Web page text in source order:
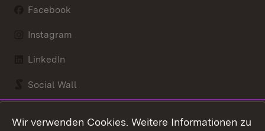
Facebook
Instagram
LinkedIn
Social Wall
Wir verwenden Cookies. Weitere Informationen zu